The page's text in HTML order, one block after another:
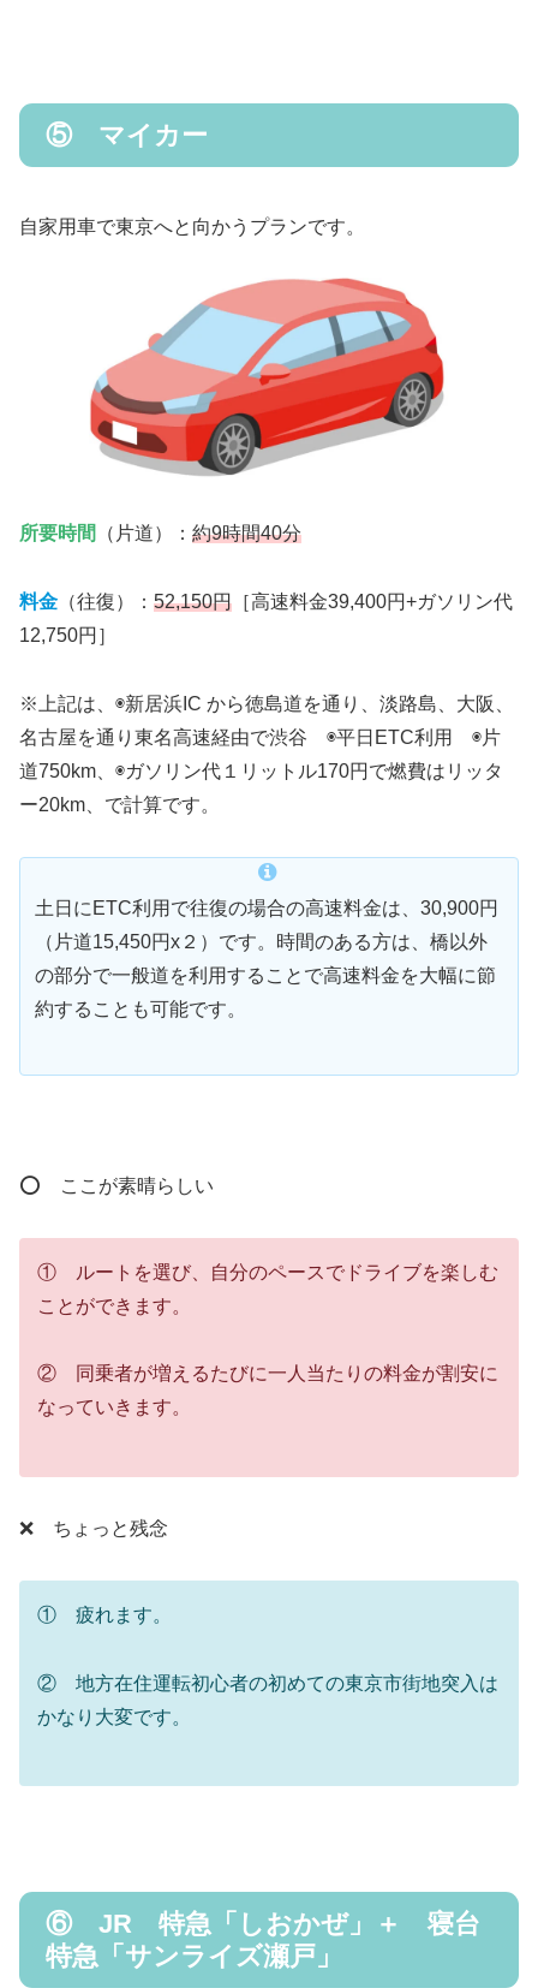
⑤ マイカー
自家用車で東京へと向かうプランです。
所要時間 （片道）： 約9時間40分
料金 （往復）： 52,150円 ［高速料金39,400円+ガソリン代
12,750円］
※上記は、◉新居浜IC から徳島道を通り、淡路島、大阪、
名古屋を通り東名高速経由で渋谷 ◉平日ETC利用 ◉片
道750km、◉ガソリン代１リットル170円で燃費はリッタ
ー20km、で計算です。
土日にETC利用で往復の場合の高速料金は、30,900円
（片道15,450円x２）です。時間のある方は、橋以外
の部分で一般道を利用することで高速料金を大幅に節
約することも可能です。
⭕ ここが素晴らしい
① ルートを選び、自分のペースでドライブを楽しむ
ことができます。
② 同乗者が増えるたびに一人当たりの料金が割安に
なっていきます。
❌ ちょっと残念
① 疲れます。
② 地方在住運転初心者の初めての東京市街地突入は
かなり大変です。
⑥ JR 特急「しおかぜ」＋ 寝台
特急「サンライズ瀬戸」